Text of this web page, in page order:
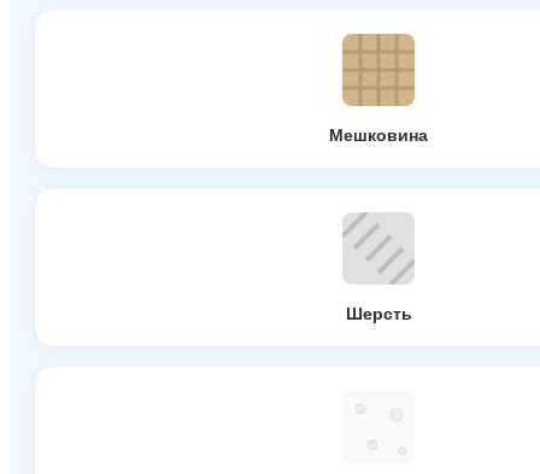
Мешковина
Шерсть